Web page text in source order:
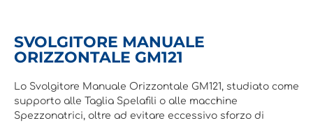
SVOLGITORE MANUALE
ORIZZONTALE GM121
Lo Svolgitore Manuale Orizzontale GM121, studiato come
supporto alle Taglia Spelafili o alle macchine
Spezzonatrici, oltre ad evitare eccessivo sforzo di